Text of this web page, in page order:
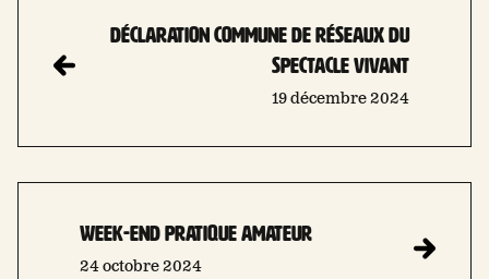
DÉCLARATION COMMUNE DE RÉSEAUX DU
SPECTACLE VIVANT
19 décembre 2024
Week-end pratique amateur
24 octobre 2024